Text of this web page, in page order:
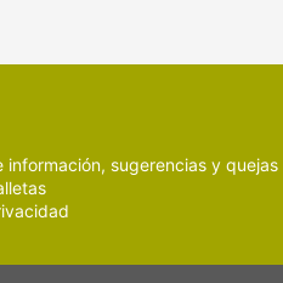
información, sugerencias y quejas